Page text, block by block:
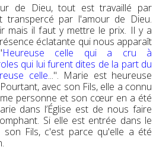
de Dieu, tout est travaillé par
transpercé par l'amour de Dieu.
mais il faut y mettre le prix. Il y a
éclatante qui nous apparaît
Heureuse celle qui a cru à
qui lui furent dites de la part du
celle...". Marie est heureuse
avec son Fils, elle a connu
personne et son cœur en a été
dans l’Église est de nous faire
Si elle est entrée dans le
Fils, c'est parce qu'elle a été